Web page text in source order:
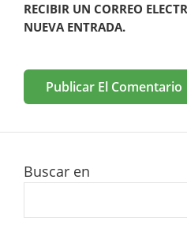
RECIBIR UN CORREO
NUEVA ENTRADA.
Buscar en